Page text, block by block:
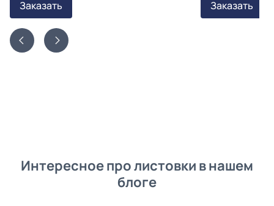
Заказать Заказать
Интересное про листовки в нашем
блоге